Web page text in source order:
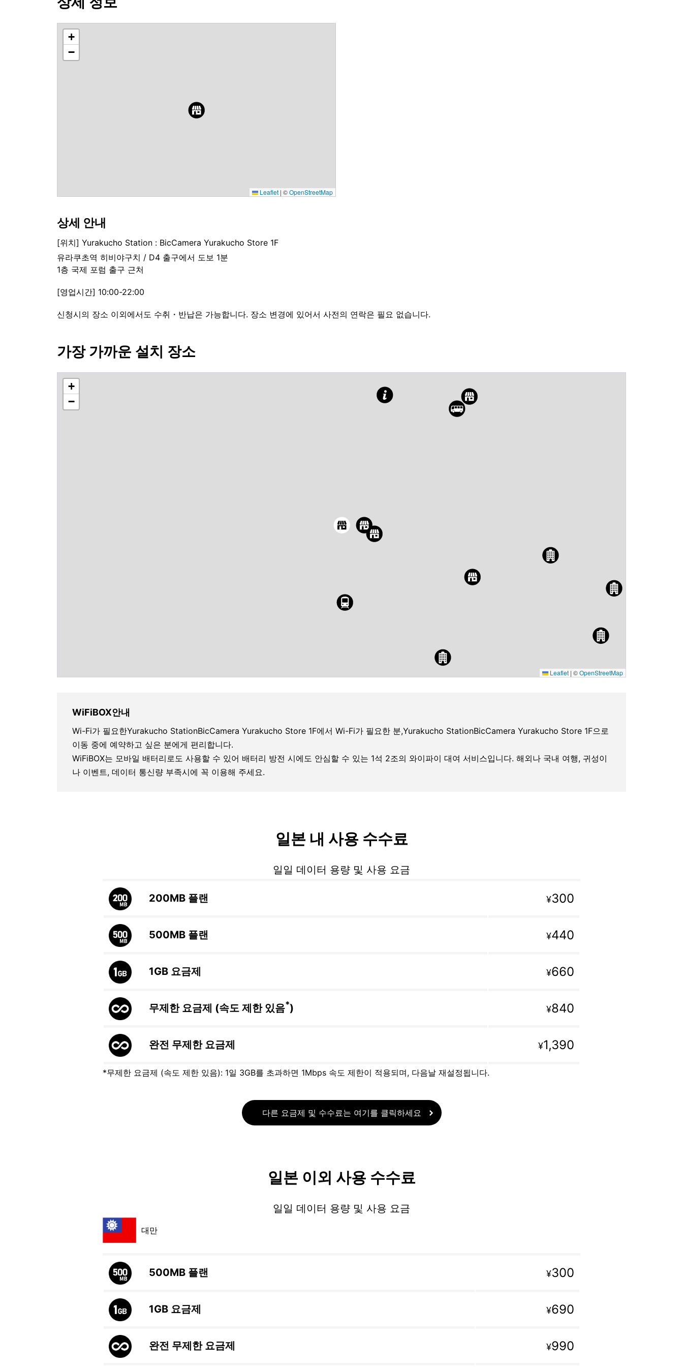
+
−
Leaflet | ©OpenStreetMap
상세 안내
[위치] Yurakucho Station : BicCamera Yurakucho Store 1F
유라쿠초역 히비야구치 / D4 출구에서 도보 1분
1층 국제 포럼 출구 근처
[영업시간] 10:00-22:00
신청시의 장소 이외에서도 수취・반납은 가능합니다. 장소 변경에 있어서 사전의 연락은 필요 없습니다.
가장 가까운 설치 장소
+
−
Leaflet | ©OpenStreetMap
WiFiBOX안내
Wi-Fi가 필요한Yurakucho StationBicCamera Yurakucho Store 1F에서 Wi-Fi가 필요한 분,Yurakucho StationBicCamera Yurakucho Store 1F으로
이동 중에 예약하고 싶은 분에게 편리합니다.
WiFiBOX는 모바일 배터리로도 사용할 수 있어 배터리 방전 시에도 안심할 수 있는 1석 2조의 와이파이 대여 서비스입니다. 해외나 국내 여행, 귀성이
나 이벤트, 데이터 통신량 부족시에 꼭 이용해 주세요.
일본 내 사용 수수료
일일 데이터 용량 및 사용 요금
200MB 플랜 ¥300
500MB 플랜 ¥440
1GB 요금제 ¥660
무제한 요금제 (속도 제한 있음*) ¥840
완전 무제한 요금제 ¥1,390
*무제한 요금제 (속도 제한 있음): 1일 3GB를 초과하면 1Mbps 속도 제한이 적용되며, 다음날 재설정됩니다.
다른 요금제 및 수수료는 여기를 클릭하세요
일본 이외 사용 수수료
일일 데이터 용량 및 사용 요금
대만
500MB 플랜 ¥300
1GB 요금제 ¥690
완전 무제한 요금제 ¥990